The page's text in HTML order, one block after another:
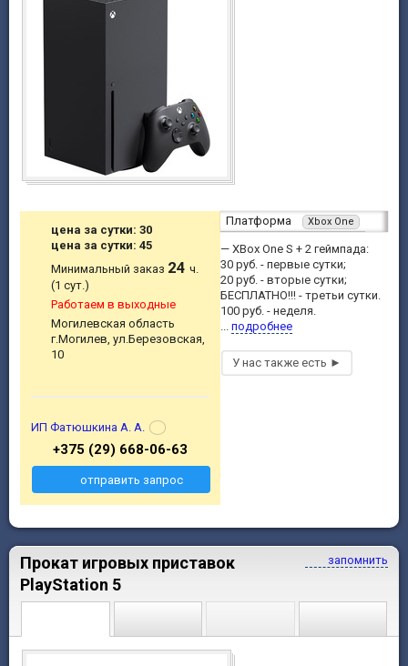
Платформа Xbox One
— XBox One S + 2 геймпада:
30 руб. - первые сутки;
20 руб. - вторые сутки;
БЕСПЛАТНО!!! - третьи сутки.
100 руб. - неделя.
... подробнее
цена за сутки: 30
цена за сутки: 45
Минимальный заказ 24ч.
(1 сут.)
Работаем в выходные
Могилевская область
г.Могилев, ул.Березовская,
10
ИП Фатюшкина А. А.
+375 (29) 668-06-63
отправить запрос
запомнить
Прокат игровых приставок
PlayStation 5